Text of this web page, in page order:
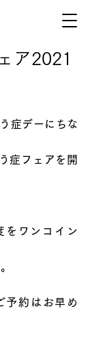
ア2021
症デーにちな
症フェアを開
をワンコイン
予約はお早め